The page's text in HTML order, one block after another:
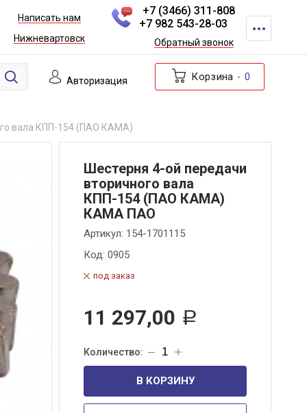
Написать нам
Нижневартовск
+7 (3466) 311-808
+7 982 543-28-03
Обратный звонок
Авторизация Корзина 0
вала КПП-154 (ПАО КАМА)
Шестерня 4-ой передачи
вторичного вала
КПП-154 (ПАО КАМА)
КАМА ПАО
Артикул: 154-1701115
Код: 0905
под заказ
11 297,00 Р
В КОРЗИНУ